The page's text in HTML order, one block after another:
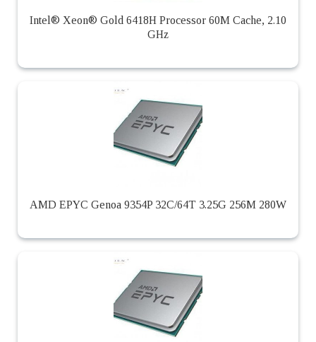
Intel® Xeon® Gold 6418H Processor 60M Cache, 2.10
GHz
AMD EPYC Genoa 9354P 32C/64T 3.25G 256M 280W